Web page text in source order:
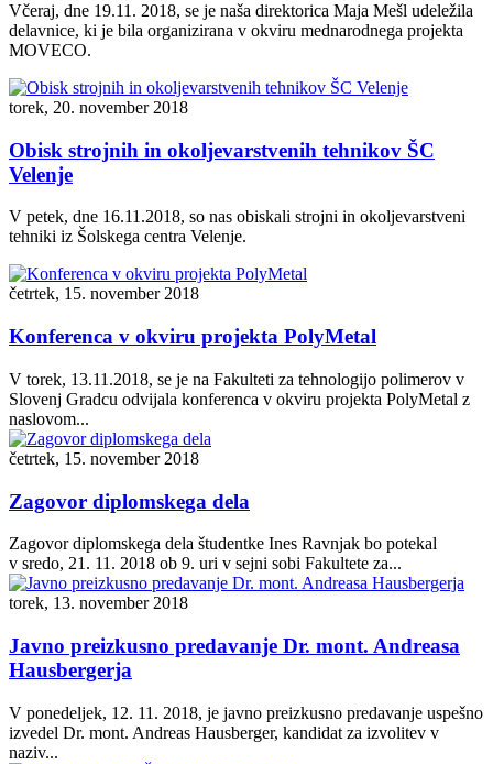
Včeraj, dne 19.11. 2018, se je naša direktorica Maja Mešl udeležila
delavnice, ki je bila organizirana v okviru mednarodnega projekta
MOVECO.
torek, 20. november 2018
Obisk strojnih in okoljevarstvenih tehnikov ŠC
Velenje
V petek, dne 16.11.2018, so nas obiskali strojni in okoljevarstveni
tehniki iz Šolskega centra Velenje.
četrtek, 15. november 2018
Konferenca v okviru projekta PolyMetal
V torek, 13.11.2018, se je na Fakulteti za tehnologijo polimerov v
Slovenj Gradcu odvijala konferenca v okviru projekta PolyMetal z
naslovom...
četrtek, 15. november 2018
Zagovor diplomskega dela
Zagovor diplomskega dela študentke Ines Ravnjak bo potekal
v sredo, 21. 11. 2018 ob 9. uri v sejni sobi Fakultete za...
torek, 13. november 2018
Javno preizkusno predavanje Dr. mont. Andreasa
Hausbergerja
V ponedeljek, 12. 11. 2018, je javno preizkusno predavanje uspešno
izvedel Dr. mont. Andreas Hausberger, kandidat za izvolitev v
naziv...